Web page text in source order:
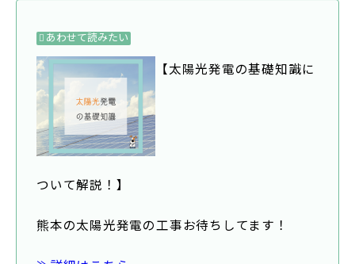
あわせて読みたい
【太陽光発電の基礎知識に
ついて解説！】
熊本の太陽光発電の工事お待ちしてます！